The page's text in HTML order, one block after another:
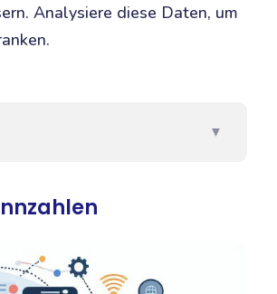
Analysiere diese Daten, um
▼